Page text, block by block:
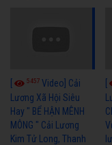
5457 Video] Cải
Lương Xã Hội Siêu
Hay " BỂ HẬN MÊNH
MÔNG " Cải Lương
Kim Tử Long, Thanh